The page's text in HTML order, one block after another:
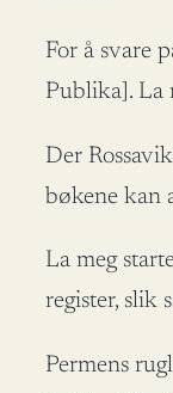
For å svare
Publika]. La
Der
bøkene kan
La meg
register, slik
Permens